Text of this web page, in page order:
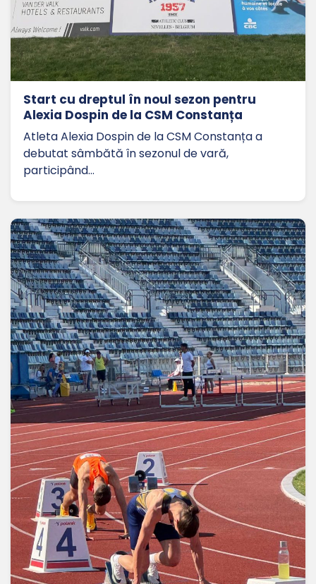
Start cu dreptul în noul sezon pentru
Alexia Dospin de la CSM Constanța
Atleta Alexia Dospin de la CSM Constanța a
debutat sâmbătă în sezonul de vară,
participând…